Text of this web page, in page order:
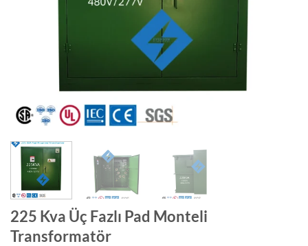
225 Kva Üç Fazlı Pad Monteli
Transformatör